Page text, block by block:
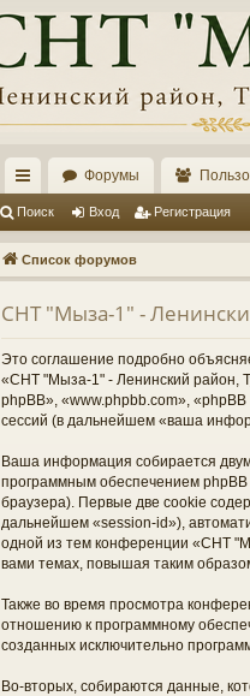
с
ы
лк
и
Форумы
Поиск Вход Регистрация
Список форумов
СНТ "Мыза-1" -
Это соглашение подробно
«СНТ "Мыза-1" - Ленинский район,
phpBB», «www.phpbb.com»,
сессий (в дальнейшем «ваша
Ваша информация собирается
программным обеспечением
браузера). Первые две cookie
дальнейшем «session-id»),
одной из тем конференции «СНТ
вами темах, повышая таким
Также во время просмотра
отношению к программному
созданных исключительно
Во-вторых, собираются данные,